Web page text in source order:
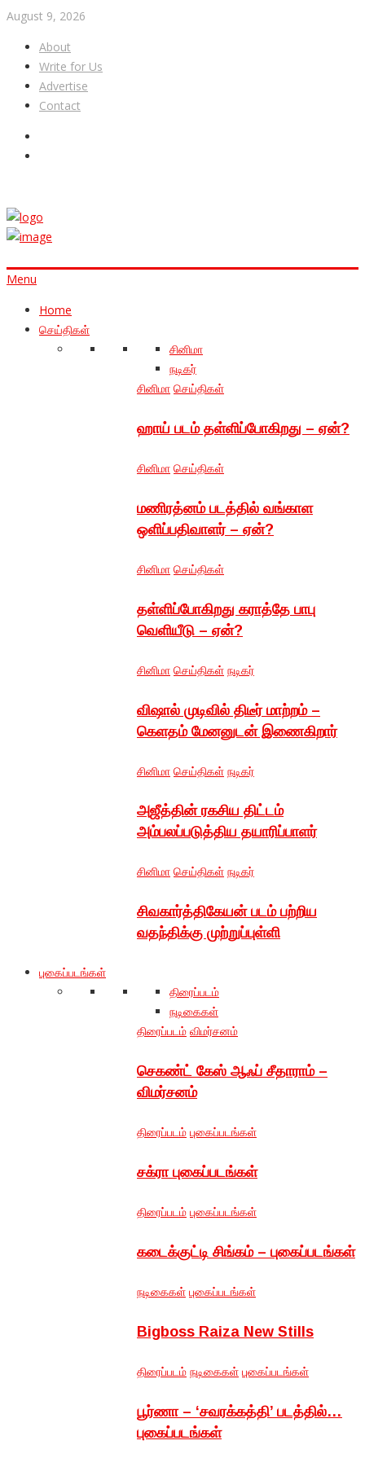
August 9, 2026
About
Write for Us
Advertise
Contact
Menu
Home
செய்திகள்
சினிமா
நடிகர்
சினிமா செய்திகள்
ஹாய் படம் தள்ளிப்போகிறது – ஏன்?
சினிமா செய்திகள்
மணிரத்னம் படத்தில் வங்காள
ஒளிப்பதிவாளர் – ஏன்?
சினிமா செய்திகள்
தள்ளிப்போகிறது கராத்தே பாபு
வெளியீடு – ஏன்?
சினிமா செய்திகள் நடிகர்
விஷால் முடிவில் திடீர் மாற்றம் –
கெளதம் மேனனுடன் இணைகிறார்
சினிமா செய்திகள் நடிகர்
அஜீத்தின் ரகசிய திட்டம்
அம்பலப்படுத்திய தயாரிப்பாளர்
சினிமா செய்திகள் நடிகர்
சிவகார்த்திகேயன் படம் பற்றிய
வதந்திக்கு முற்றுப்புள்ளி
புகைப்படங்கள்
திரைப்படம்
நடிகைகள்
திரைப்படம் விமர்சனம்
செகண்ட் கேஸ் ஆஃப் சீதாராம் –
விமர்சனம்
திரைப்படம் புகைப்படங்கள்
சக்ரா புகைப்படங்கள்
திரைப்படம் புகைப்படங்கள்
கடைக்குட்டி சிங்கம் – புகைப்படங்கள்
நடிகைகள் புகைப்படங்கள்
Bigboss Raiza New Stills
திரைப்படம் நடிகைகள் புகைப்படங்கள்
பூர்ணா – ‘சவரக்கத்தி’ படத்தில்…
புகைப்படங்கள்